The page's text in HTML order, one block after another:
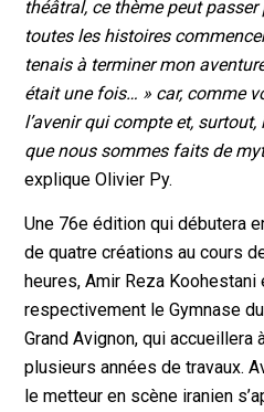
théâtral, ce thème peut
toutes les histoires
tenais à terminer mon
était une fois… » car, comme
l’avenir qui compte et,
que nous sommes faits de
explique Olivier Py.
Une 76e édition qui débutera
de quatre créations au cours
heures, Amir Reza
respectivement le Gymnase
Grand Avignon, qui accueillera
plusieurs années de travaux.
le metteur en scène iranien